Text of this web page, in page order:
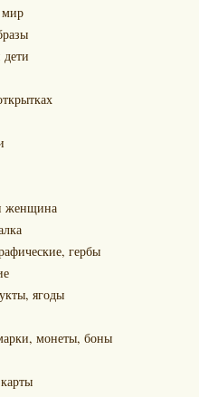
женщина
гербы
ягоды
монеты, боны